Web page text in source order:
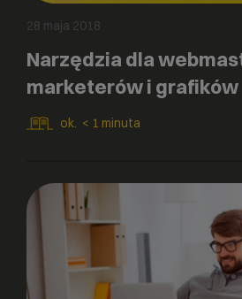
28 maja 2018
Narzędzia dla
marketerów i grafików
ok. < 1 minuta